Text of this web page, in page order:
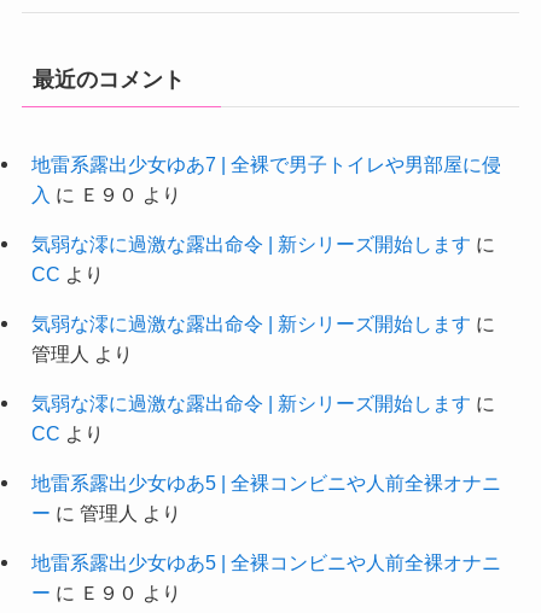
最近のコメント
地雷系露出少女ゆあ7 | 全裸で男子トイレや男部屋に侵
入 に Ｅ９０ より
気弱な澪に過激な露出命令 | 新シリーズ開始します に
CC より
気弱な澪に過激な露出命令 | 新シリーズ開始します に
管理人 より
気弱な澪に過激な露出命令 | 新シリーズ開始します に
CC より
地雷系露出少女ゆあ5 | 全裸コンビニや人前全裸オナニ
ー に 管理人 より
地雷系露出少女ゆあ5 | 全裸コンビニや人前全裸オナニ
ー に Ｅ９０ より